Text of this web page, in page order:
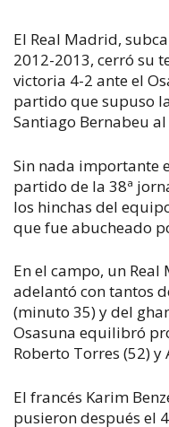
El Real Madrid,
2012-2013, cerró su
victoria 4-2 ante el
partido que supuso
Santiago Bernabeu
Sin nada importante
partido de la 38ª
los hinchas del
que fue abucheado
En el campo, un
adelantó con tantos
(minuto 35) y del
Osasuna equilibró
Roberto Torres (52) y
El francés Karim
pusieron después el